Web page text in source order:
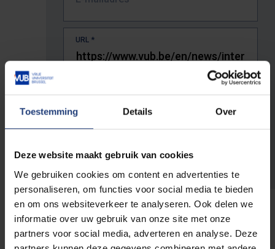
Toestemming Details Over
Deze website maakt gebruik van cookies
We gebruiken cookies om content en advertenties te
personaliseren, om functies voor social media te bieden
en om ons websiteverkeer te analyseren. Ook delen we
informatie over uw gebruik van onze site met onze
partners voor social media, adverteren en analyse. Deze
URL *
De volledige URL van de pagina waar je de fout zag.